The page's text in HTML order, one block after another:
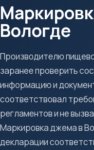
Вологде
Производителю
заранее проверить
информацию и
соответствовал
регламентов и не
Маркировка джема в
декларации